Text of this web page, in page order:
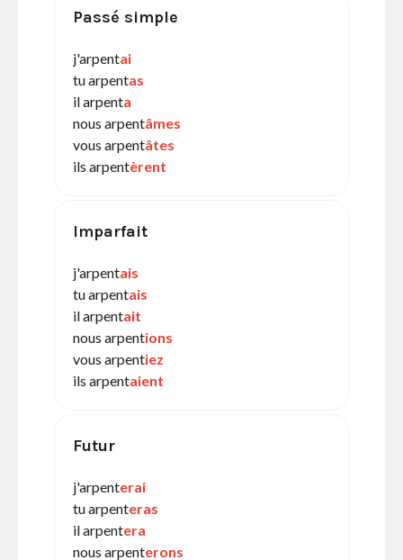
Passé simple
j'arpentai
tu arpentas
il arpenta
nous arpentâmes
vous arpentâtes
ils arpentèrent
Imparfait
j'arpentais
tu arpentais
il arpentait
nous arpentions
vous arpentiez
ils arpentaient
Futur
j'arpenterai
tu arpenteras
il arpentera
nous arpenterons